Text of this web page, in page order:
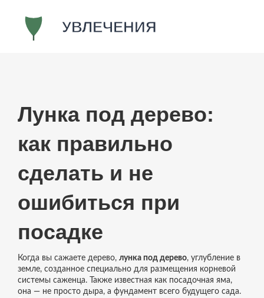
Лунка под дерево:
как правильно
сделать и не
ошибиться при
посадке
Когда вы сажаете дерево, лунка под дерево, углубление в
земле, созданное специально для размещения корневой
системы саженца. Также известная как посадочная яма,
она — не просто дыра, а фундамент всего будущего сада.